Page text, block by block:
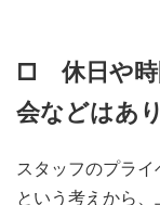
□ 休日や時
会などはあ
スタッフのプライ
という考えから